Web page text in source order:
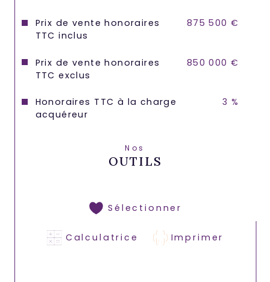
Prix de vente honoraires
TTC inclus
875 500 €
Prix de vente honoraires
TTC exclus
850 000 €
Honoraires TTC à la charge
acquéreur
3 %
Nos
OUTILS
Sélectionner
Calculatrice Imprimer